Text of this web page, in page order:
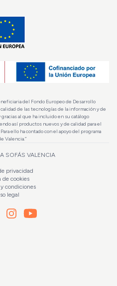
del Fondo Europeo de Desarrollo
de las tecnologías de la información y de
gracias al que ha incluido en su catálogo
así productos nuevos y de calidad para el
ello ha contado con el apoyo del programa
Valencia.”
SOFÁS VALENCIA
privacidad
de cookies
condiciones
legal